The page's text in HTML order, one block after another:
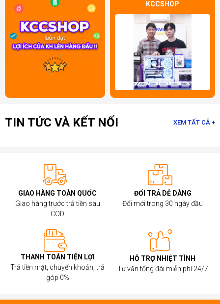
KCCSHOP
TIN TỨC VÀ KẾT NỐI XEM TẤT CẢ +
GIAO HÀNG TOÀN QUỐC
Giao hàng trước trả tiền sau
COD
ĐỔI TRẢ DỄ DÀNG
Đổi mới trong 30 ngày đầu
THANH TOÁN TIỆN LỢI
Trả tiền mặt, chuyển khoản, trả
góp 0%
HỖ TRỢ NHIỆT TÌNH
Tư vấn tổng đài miễn phí 24/7